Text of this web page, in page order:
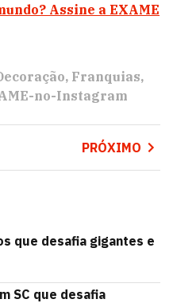
Assine a EXAME
Franquias
no-Instagram
PRÓXIMO
que desafia gigantes e
SC que desafia